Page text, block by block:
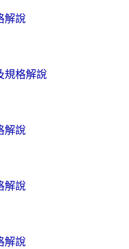
解說
規格解說
解說
解說
解說